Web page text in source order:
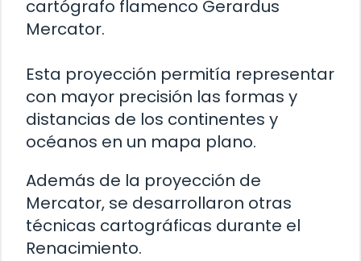
cartógrafo flamenco Gerardus
Mercator.
Esta proyección permitía representar
con mayor precisión las formas y
distancias de los continentes y
océanos en un mapa plano.
Además de la proyección de
Mercator, se desarrollaron otras
técnicas cartográficas durante el
Renacimiento.